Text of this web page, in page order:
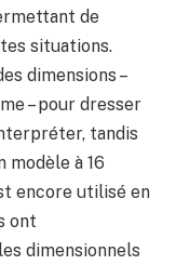
de
situations.
dimensions –
– pour dresser
tandis
modèle à 16
encore utilisé en
ont
dimensionnels